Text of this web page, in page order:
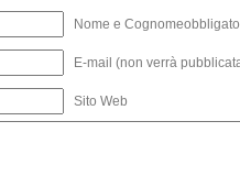
Nome e
E-mail (non verrà
Sito Web